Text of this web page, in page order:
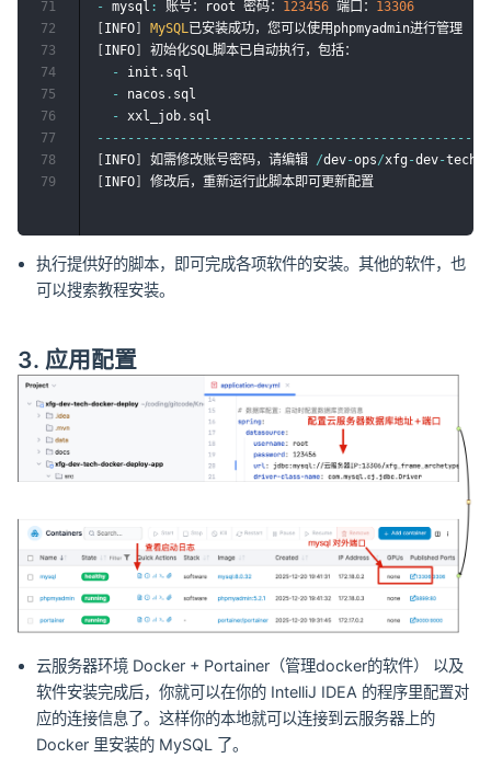
-
mysql : 账号：root 密码： 123456 端口： 13306
INFO MySQL
INFO
初始化SQL脚本已自动执行，包括：
-
init . sql
-
nacos . sql
-
xxl_job .
-- -- -- -- -- -- -- -- -- -- -- -- -- -- -- -- -- -- -- -- -- -- -- -- --
INFO 如需修改账号密码，请编辑 /dev-ops/xfg -dev-tech
INFO
71
72
73
74
75
76
77
78
79
执行提供好的脚本，即可完成各项软件的安装。其他的软件，也
可以搜索教程安装。
3. 应用配置
云服务器环境 Docker + Portainer（管理docker的软件） 以及
软件安装完成后，你就可以在你的 IntelliJ IDEA 的程序里配置对
应的连接信息了。这样你的本地就可以连接到云服务器上的
Docker 里安装的 MySQL 了。